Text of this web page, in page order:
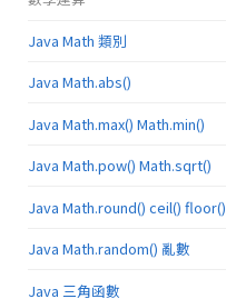
Java Math 類別
Java Math.abs()
Java Math.max() Math.min()
Java Math.pow() Math.sqrt()
Java Math.round() ceil() floor()
Java Math.random() 亂數
Java 三角函數